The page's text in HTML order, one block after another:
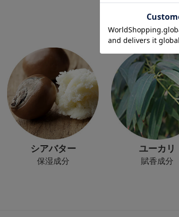
シアバター
保湿成分
ユーカリ
賦香成分